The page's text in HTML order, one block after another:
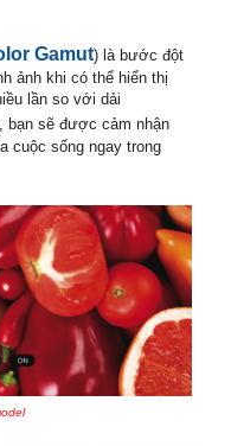
Gamut) là bước đột
ảnh khi có thể hiển thị
lần so với dải
bạn sẽ được cảm nhận
cuộc sống ngay trong